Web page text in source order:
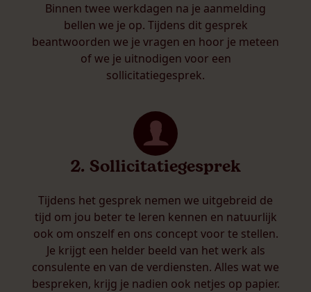
Binnen twee werkdagen na je aanmelding
bellen we je op. Tijdens dit gesprek
beantwoorden we je vragen en hoor je meteen
of we je uitnodigen voor een
sollicitatiegesprek.
2. Sollicitatiegesprek
Tijdens het gesprek nemen we uitgebreid de
tijd om jou beter te leren kennen en natuurlijk
ook om onszelf en ons concept voor te stellen.
Je krijgt een helder beeld van het werk als
consulente en van de verdiensten. Alles wat we
bespreken, krijg je nadien ook netjes op papier.